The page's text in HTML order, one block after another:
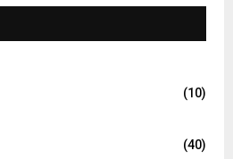
(10)
(40)